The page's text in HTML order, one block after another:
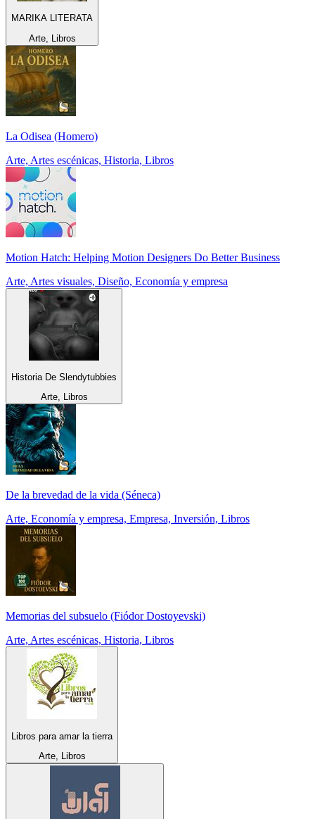
MARIKA LITERATA
Arte, Libros
La Odisea (Homero)
Arte, Artes escénicas, Historia, Libros
Motion Hatch: Helping Motion Designers Do Better Business
Arte, Artes visuales, Diseño, Economía y empresa
Historia De Slendytubbies
Arte, Libros
De la brevedad de la vida (Séneca)
Arte, Economía y empresa, Empresa, Inversión, Libros
Memorias del subsuelo (Fiódor Dostoyevski)
Arte, Artes escénicas, Historia, Libros
Libros para amar la tierra
Arte, Libros